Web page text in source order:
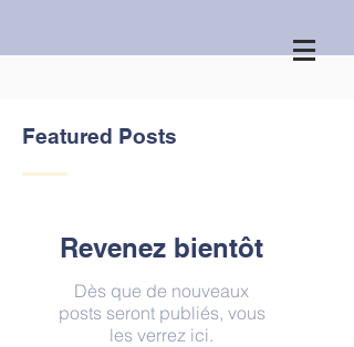
Featured Posts
Revenez bientôt
Dès que de nouveaux
posts seront publiés, vous
les verrez ici.